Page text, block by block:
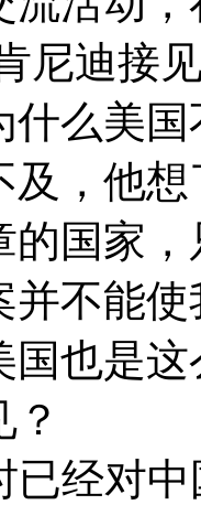
尼迪接
么美
及，他
的国家
并不能
国也是
经对中